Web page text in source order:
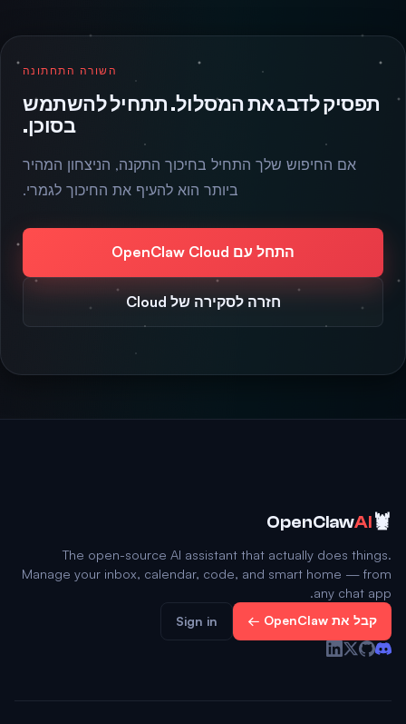
השורה התחתונה
תפסיק לדבג את המסלול. תתחיל להשתמש
בסוכן.
אם החיפוש שלך התחיל בחיכוך התקנה, הניצחון המהיר
ביותר הוא להעיף את החיכוך לגמרי.
התחל עם OpenClaw Cloud
חזרה לסקירה של Cloud
🦞
OpenClawAI
The open-source AI assistant that actually does things.
Manage your inbox, calendar, code, and smart home — from
any chat app.
קבל את OpenClaw ← Sign in